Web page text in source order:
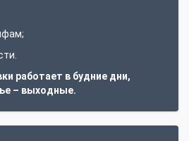
работает в будние дни,
– выходные.